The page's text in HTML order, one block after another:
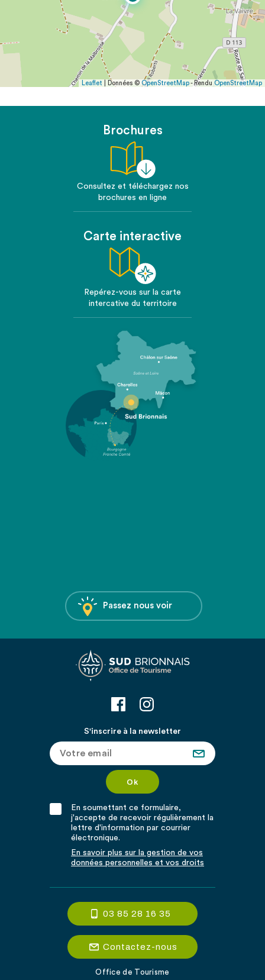
Leaflet | Données © OpenStreetMap- Rendu OpenStreetMap
Brochures
Consultez et téléchargez nos
brochures en ligne
Carte interactive
Repérez-vous sur la carte
intercative du territoire
Passez nous voir
S'inscrire à la newsletter
En soumettant ce formulaire,
j'accepte de recevoir régulièrement la
lettre d'information par courrier
électronique.
En savoir plus sur la gestion de vos
données personnelles et vos droits
03 85 28 16 35
Contactez-nous
Office de Tourisme